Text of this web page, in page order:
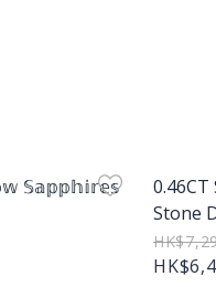
𝕊𝕒𝕡𝕡𝕙𝕚𝕣𝕖𝕤
Stone